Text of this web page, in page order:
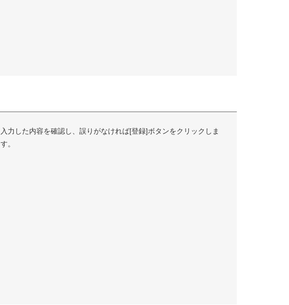
入力した内容を確認し、誤りがなければ[登録]ボタンをクリックしま
す。